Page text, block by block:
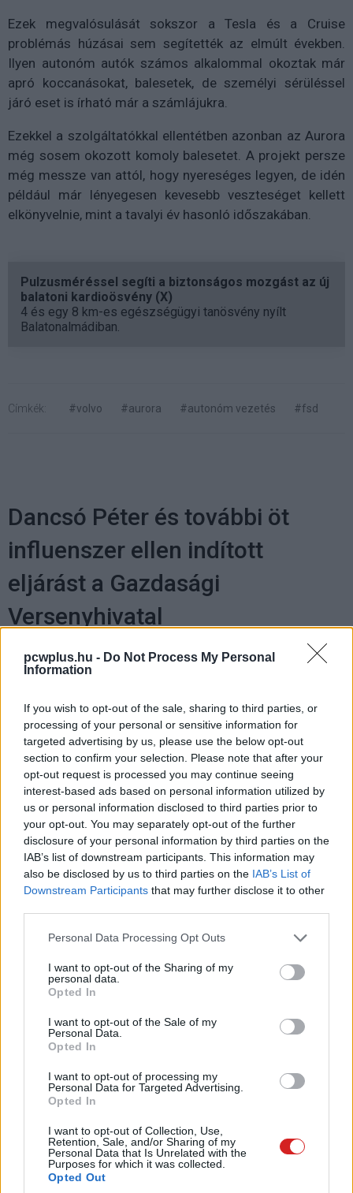
pcwplus.hu - Do Not Process My Personal
Information
If you wish to opt-out of the sale, sharing to third parties, or
processing of your personal or sensitive information for
targeted advertising by us, please use the below opt-out
section to confirm your selection. Please note that after your
opt-out request is processed you may continue seeing
interest-based ads based on personal information utilized by
us or personal information disclosed to third parties prior to
your opt-out. You may separately opt-out of the further
disclosure of your personal information by third parties on the
IAB’s list of downstream participants. This information may
also be disclosed by us to third parties on the IAB’s List of
Downstream Participants that may further disclose it to other
Please note that this website/app uses one or more Google
not limited to your visit or usage behaviour. You may click to
grant or deny consent to Google and its third-party tags to
use your data for below specified purposes in below Google
consent section.
Personal Data Processing Opt Outs
I want to opt-out of the Sharing of my
personal data.
Opted In
I want to opt-out of the Sale of my
Personal Data.
Opted In
I want to opt-out of processing my
Personal Data for Targeted Advertising.
Opted In
I want to opt-out of Collection, Use,
Retention, Sale, and/or Sharing of my
Personal Data that Is Unrelated with the
Purposes for which it was collected.
Opted Out
Ezek megvalósulását sokszor a Tesla és a Cruise
problémás húzásai sem segítették az elmúlt években.
Ilyen autonóm autók számos alkalommal okoztak már
apró koccanásokat, balesetek, de személyi sérüléssel
járó eset is írható már a számlájukra.
Ezekkel a szolgáltatókkal ellentétben azonban az Aurora
még sosem okozott komoly balesetet. A projekt persze
még messze van attól, hogy nyereséges legyen, de idén
például már lényegesen kevesebb veszteséget kellett
elkönyvelnie, mint a tavalyi év hasonló időszakában.
Pulzusméréssel segíti a biztonságos mozgást az új
balatoni kardioösvény (X)
4 és egy 8 km-es egészségügyi tanösvény nyílt
Balatonalmádiban.
Címkék: #volvo #aurora #autonóm vezetés #fsd
Dancsó Péter és további öt
influenszer ellen indított
eljárást a Gazdasági
Versenyhivatal
Kedvencekhez
Keményen odacsaphat a GVH a
véleményvezéreknek a szabálysértő
reklámozási gyakorlataik miatt.
A Gazdasági Versenyhivatal (GVH) még 2023
novemberében hajtott végre átfogó online ellenőrzést
(úgynevezett sweepet), melynek keretein belül az
influenszerek reklámozási gyakorlatit vizsgálta. A
nemzeti versenyhatóság egészen pontosan 28
legnépszerűbb közösségi oldalaikat - YouTube, Facebook
és Tiktok felületeiket.
A gyakorlat során a GVH feltárta, hogy a vizsgált
influenszerek mindössze 20 százaléka tartja be a
reklámjelleg feltüntetésére előírt szabályokat, míg a
véleményvezérek több mint fele, egészen pontosan 54
százaléka, általában igen, de nem mindig jelzi a
promóciós tartalmak megjelenésének tényét. A
legrosszabb színben persze azok tűnnek fel (az
influenszerek mintegy negyede), akik soha, vagy csak
elvétve adnak tájékoztatást a tartalmaikban előforduló